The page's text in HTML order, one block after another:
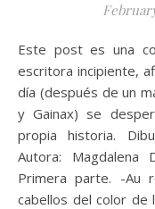
Este post es una contribución de Magdalena Díaz, una
escritora incipiente,
día (después de un
y Gainax) se
propia historia.
Autora: Magdalena
Primera parte. -Au
cabellos del color de